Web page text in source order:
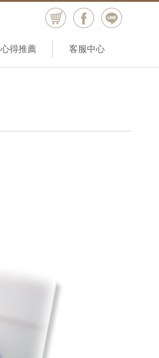
心得推薦 客服中心